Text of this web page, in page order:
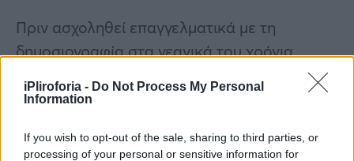
iPliroforia - Do Not Process My Personal
Information
If you wish to opt-out of the sale, sharing to third parties, or
processing of your personal or sensitive information for
Πριν ασχοληθεί επαγγελματικά με τη
δημοσιογραφία στα νεανικά του χρόνια
συγκροτήματα της εποχής.